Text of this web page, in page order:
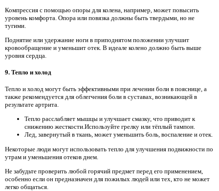
Компрессия с помощью опоры для колена, например, может повысить
уровень комфорта. Опора или повязка должны быть твердыми, но не
тугими.
Поднятие или удержание ноги в приподнятом положении улучшит
кровообращение и уменьшит отек. В идеале колено должно быть выше
уровня сердца.
9. Тепло и холод
Тепло и холод могут быть эффективными при лечении боли в пояснице, а
также рекомендуется для облегчения боли в суставах, возникающей в
результате артрита.
Тепло расслабляет мышцы и улучшает смазку, что приводит к
снижению жесткости.Используйте грелку или тёплый тампон.
Лед, завернутый в ткань, может уменьшить боль, воспаление и отек.
Некоторые люди могут использовать тепло для улучшения подвижности по
утрам и уменьшения отеков днем.
Не забудьте проверить любой горячий предмет перед его применением,
особенно если он предназначен для пожилых людей или тех, кто не может
легко общаться.